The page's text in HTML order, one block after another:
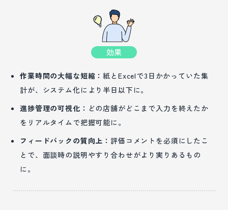
効果
作業時間の大幅な短縮：紙とExcelで3日かかっていた集
計が、システム化により半日以下に。
進捗管理の可視化： どの店舗がどこまで入力を終えたか
をリアルタイムで把握可能に。
フィードバックの質向上：評価コメントを必須にしたこ
とで、面談時の説明やすり合わせがより実りあるもの
に。